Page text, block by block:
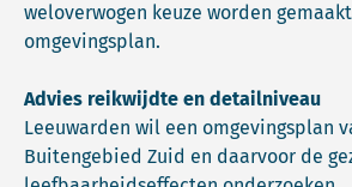
weloverwogen keuze worden
omgevingsplan.
Advies reikwijdte en detailniveau
Leeuwarden wil een omgevingsplan
Buitengebied Zuid en daarvoor de